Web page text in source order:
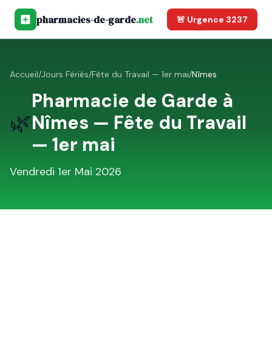
pharmacies-de-garde.net 🚨 Urgence 3237
Accueil/Jours Fériés/Fête du Travail — 1er mai/Nîmes
🌿
Pharmacie de Garde à
Nîmes — Fête du Travail
— 1er mai
Vendredi 1er Mai 2026